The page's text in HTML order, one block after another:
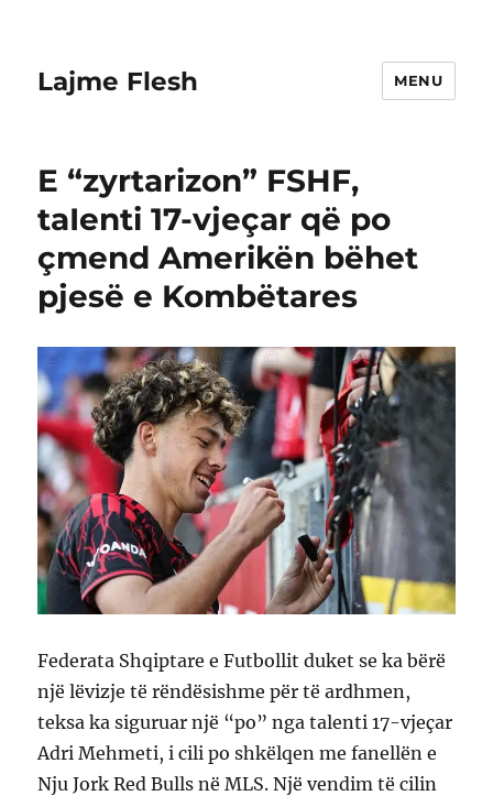
Lajme Flesh MENU
E “zyrtarizon” FSHF,
taIenti 17-vjeçar që po
çmend Amerikën bëhet
pjesë e Kombëtares
Federata Shqiptare e Futbollit duket se ka bërë
një lëvizje të rëndësishme për të ardhmen,
teksa ka siguruar një “po” nga talenti 17-vjeçar
Adri Mehmeti, i cili po shkëlqen me fanellën e
Nju Jork Red Bulls në MLS. Një vendim të cilin